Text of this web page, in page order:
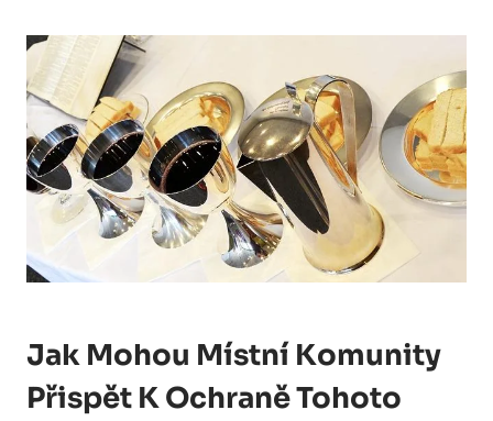
Jak Mohou Místní Komunity
Přispět K Ochraně Tohoto